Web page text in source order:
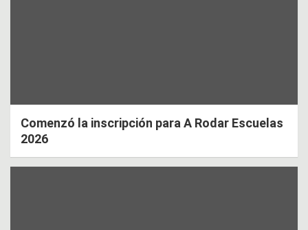
Comenzó la inscripción para A Rodar Escuelas
2026